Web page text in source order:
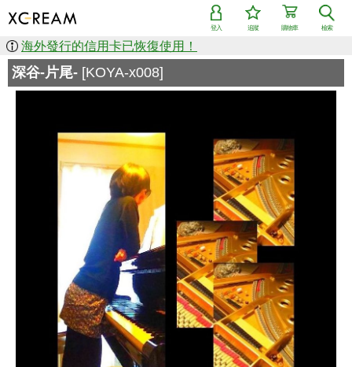
檢索
購物車
追蹤
登入
海外發行的信用卡已恢復使用！
深谷-片尾- [KOYA-x008]